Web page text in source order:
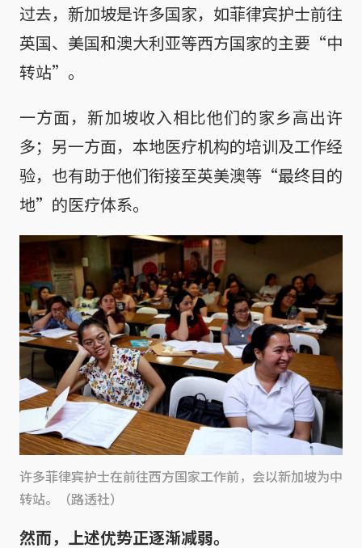
过去，新加坡是许多国家，如菲律宾护士前往
英国、美国和澳大利亚等西方国家的主要“中
转站”。
一方面，新加坡收入相比他们的家乡高出许
多；另一方面，本地医疗机构的培训及工作经
验，也有助于他们衔接至英美澳等“最终目的
地”的医疗体系。
许多菲律宾护士在前往西方国家工作前，会以新加坡为中
转站。（路透社）
然而，上述优势正逐渐减弱。